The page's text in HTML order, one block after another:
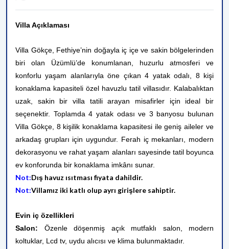
Villa Açıklaması
Villa Gökçe, Fethiye’nin doğayla iç içe ve sakin bölgelerinden
biri olan Üzümlü’de konumlanan, huzurlu atmosferi ve
konforlu yaşam alanlarıyla öne çıkan 4 yatak odalı, 8 kişi
konaklama kapasiteli özel havuzlu tatil villasıdır. Kalabalıktan
uzak, sakin bir villa tatili arayan misafirler için ideal bir
seçenektir. Toplamda 4 yatak odası ve 3 banyosu bulunan
Villa Gökçe, 8 kişilik konaklama kapasitesi ile geniş aileler ve
arkadaş grupları için uygundur. Ferah iç mekanları, modern
dekorasyonu ve rahat yaşam alanları sayesinde tatil boyunca
ev konforunda bir konaklama imkânı sunar.
Not:Dış havuz ısıtması fiyata dahildir.
Not:Villamız iki katlı olup ayrı girişlere sahiptir.
Evin iç özellikleri
Salon: Özenle döşenmiş açık mutfaklı salon, modern
koltuklar, Lcd tv, uydu alıcısı ve klima bulunmaktadır.